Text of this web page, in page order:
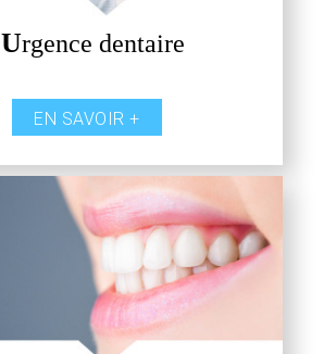
Urgence dentaire
EN SAVOIR +